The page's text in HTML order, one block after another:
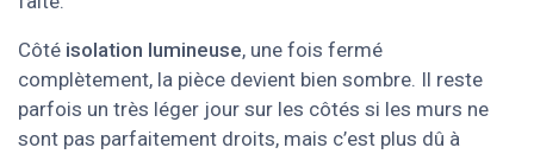
Côté isolation lumineuse, une fois fermé
complètement, la pièce devient bien sombre. Il reste
parfois un très léger jour sur les côtés si les murs ne
sont pas parfaitement droits, mais c’est plus dû à